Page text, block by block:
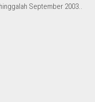
September 2003..